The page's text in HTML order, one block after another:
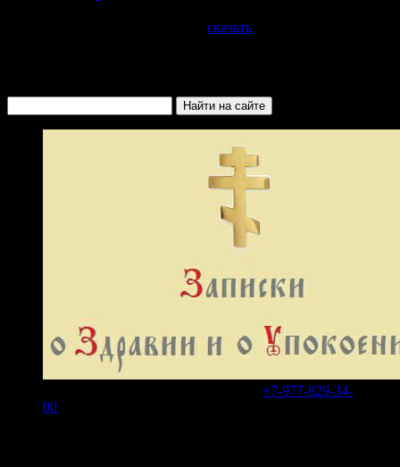
скачать
+7-977-829-34-
00